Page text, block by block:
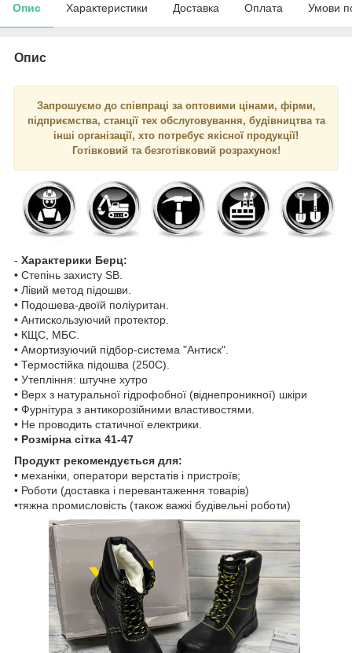
Опис Характеристики Доставка Оплата Умови
Опис
Запрошуємо до співпраці за оптовими цінами, фірми,
підприємства, станції тех обслуговування, будівництва та
інші організації, хто потребує якісної продукції!
Готівковий та безготівковий розрахунок!
- Характерики Берц:
• Степінь захисту SВ.
• Лівий метод підошви.
• Подошева-двоїй поліуритан.
• Антискользуючий протектор.
• КЩС, МБС.
• Амортизуючий підбор-система "Антиск".
• Термостійка підошва (250C).
• Утепління: штучне хутро
• Верх з натуральної гідрофобної (віднепроникної) шкіри
• Фурнітура з антикорозійними властивостями.
• Не проводить статичної електрики.
• Розмірна сітка 41-47
Продукт рекомендується для:
• механіки, оператори верстатів і пристроїв;
• Роботи (доставка і перевантаження товарів)
•тяжна промисловість (також важкі будівельні роботи)